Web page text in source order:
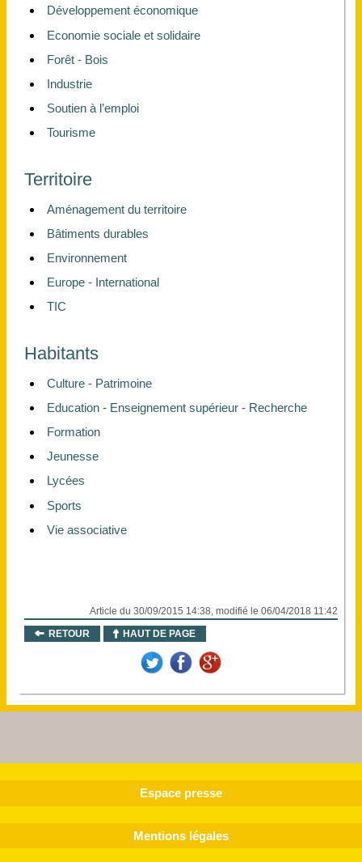
Développement économique
Economie sociale et solidaire
Forêt - Bois
Industrie
Soutien à l’emploi
Tourisme
Territoire
Aménagement du territoire
Bâtiments durables
Environnement
Europe - International
TIC
Habitants
Culture - Patrimoine
Education - Enseignement supérieur - Recherche
Formation
Jeunesse
Lycées
Sports
Vie associative
Article du 30/09/2015 14:38, modifié le 06/04/2018 11:42
RETOUR HAUT DE PAGE
Espace presse
Mentions légales